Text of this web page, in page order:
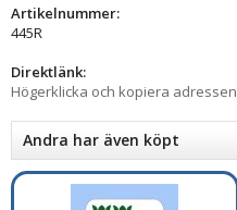
Artikelnummer:
445R
Direktlänk:
Högerklicka och kopiera adressen
Andra har även köpt